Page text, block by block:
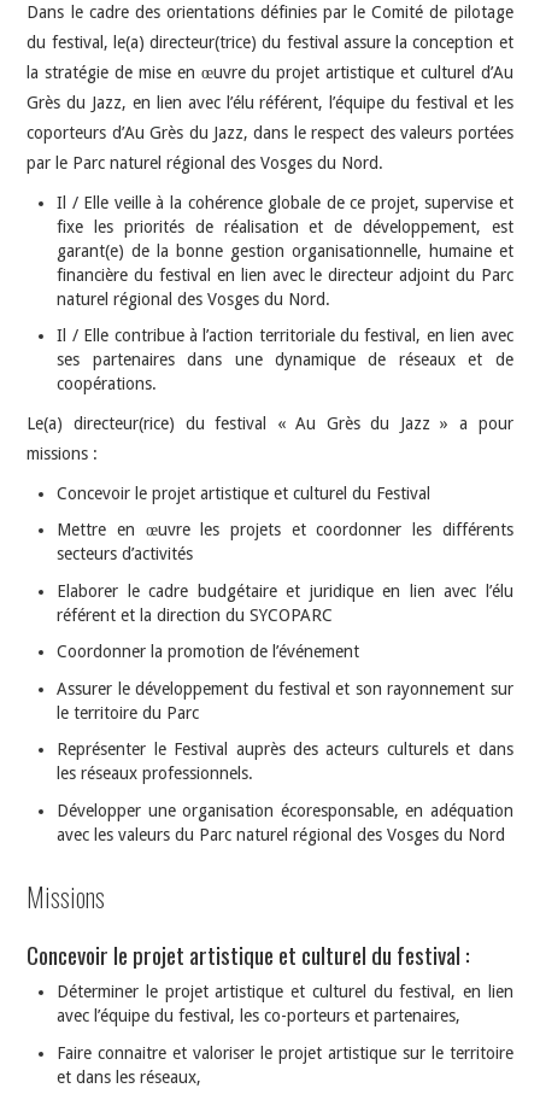
Dans le cadre des orientations définies par le Comité de pilotage
du festival, le(a) directeur(trice) du festival assure la conception et
la stratégie de mise en œuvre du projet artistique et culturel d’Au
Grès du Jazz, en lien avec l’élu référent, l’équipe du festival et les
coporteurs d’Au Grès du Jazz, dans le respect des valeurs portées
par le Parc naturel régional des Vosges du Nord.
Il / Elle veille à la cohérence globale de ce projet, supervise et
fixe les priorités de réalisation et de développement, est
garant(e) de la bonne gestion organisationnelle, humaine et
financière du festival en lien avec le directeur adjoint du Parc
naturel régional des Vosges du Nord.
Il / Elle contribue à l’action territoriale du festival, en lien avec
ses partenaires dans une dynamique de réseaux et de
coopérations.
Le(a) directeur(rice) du festival « Au Grès du Jazz » a pour
missions :
Concevoir le projet artistique et culturel du Festival
Mettre en œuvre les projets et coordonner les différents
secteurs d’activités
Elaborer le cadre budgétaire et juridique en lien avec l’élu
référent et la direction du SYCOPARC
Coordonner la promotion de l’événement
Assurer le développement du festival et son rayonnement sur
le territoire du Parc
Représenter le Festival auprès des acteurs culturels et dans
les réseaux professionnels.
Développer une organisation écoresponsable, en adéquation
avec les valeurs du Parc naturel régional des Vosges du Nord
Missions
Concevoir le projet artistique et culturel du festival :
Déterminer le projet artistique et culturel du festival, en lien
avec l’équipe du festival, les co-porteurs et partenaires,
Faire connaitre et valoriser le projet artistique sur le territoire
et dans les réseaux,